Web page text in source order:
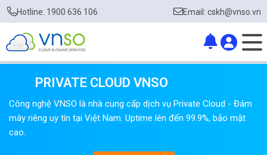
Hotline: 1900 636 106 Email: cskh@vnso.vn
PRIVATE CLOUD VNSO
Công nghệ VNSO là nhà cung cấp dịch vụ Private Cloud - Đám
mây riêng uy tín tại Việt Nam. Uptime lên đến 99.9%, bảo mật
cao.